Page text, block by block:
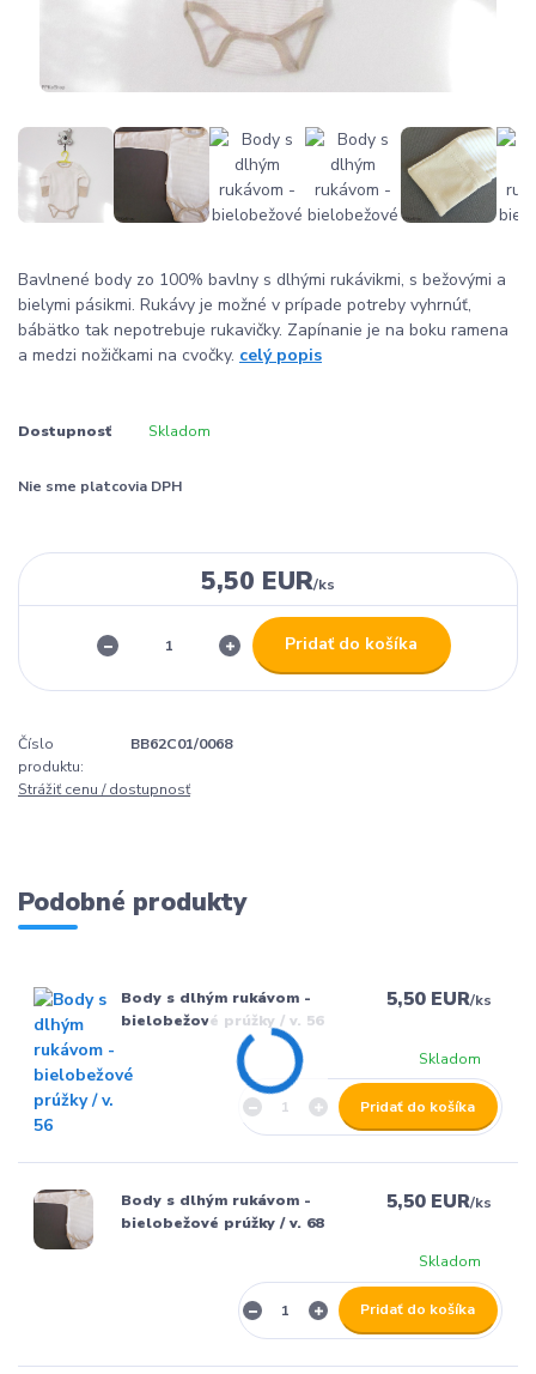
Bavlnené body zo 100% bavlny s dlhými rukávikmi, s bežovými a
bielymi pásikmi. Rukávy je možné v prípade potreby vyhrnúť,
bábätko tak nepotrebuje rukavičky. Zapínanie je na boku ramena
a medzi nožičkami na cvočky. celý popis
Dostupnosť Skladom
Nie sme platcovia DPH
5,50 EUR/ks
Pridať do košíka
Číslo
produktu:
BB62C01/0068
Strážiť cenu / dostupnosť
Podobné produkty
Body s dlhým rukávom -
bielobežové prúžky / v. 56
5,50 EUR/ks
Skladom
Pridať do košíka
Body s dlhým rukávom -
bielobežové prúžky / v. 68
5,50 EUR/ks
Skladom
Pridať do košíka